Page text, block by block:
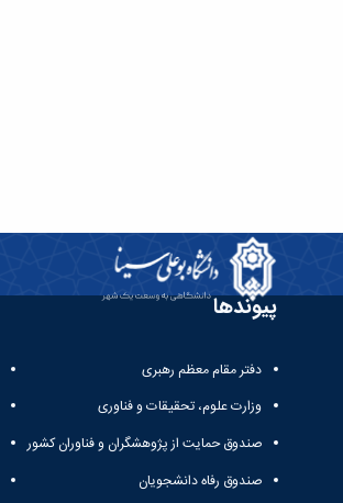
پیوندها
دفتر مقام معظم رهبری
وزارت علوم، تحقیقات و فناوری
صندوق حمایت از پژوهشگران و فناوران کشور
صندوق رفاه دانشجویان